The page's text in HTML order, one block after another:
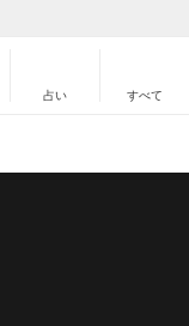
占い すべて